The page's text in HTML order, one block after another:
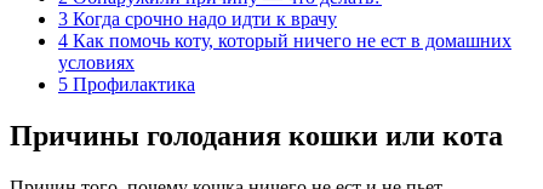
3 Когда срочно надо идти к врачу
4 Как помочь коту, который ничего не ест в домашних
условиях
5 Профилактика
Причины голодания кошки или кота